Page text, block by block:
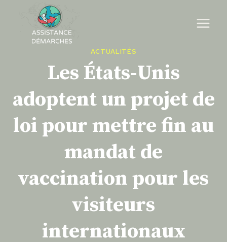
content
ACTUALITÉS
Les États-Unis
adoptent un projet de
loi pour mettre fin au
mandat de
vaccination pour les
visiteurs
internationaux